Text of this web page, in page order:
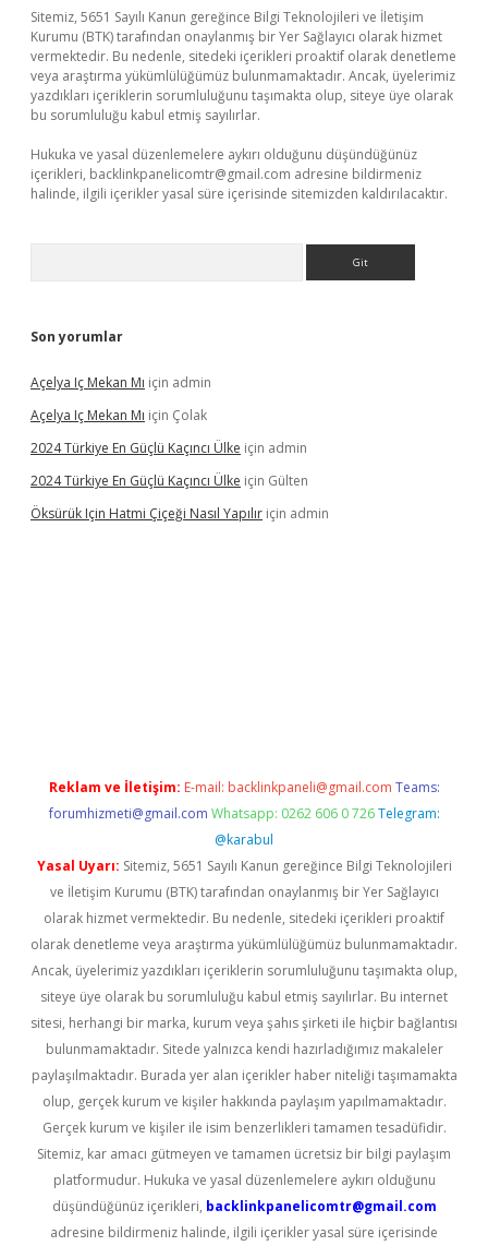
Sitemiz, 5651 Sayılı Kanun gereğince Bilgi Teknolojileri ve İletişim
Kurumu (BTK) tarafından onaylanmış bir Yer Sağlayıcı olarak hizmet
vermektedir. Bu nedenle, sitedeki içerikleri proaktif olarak denetleme
veya araştırma yükümlülüğümüz bulunmamaktadır. Ancak, üyelerimiz
yazdıkları içeriklerin sorumluluğunu taşımakta olup, siteye üye olarak
bu sorumluluğu kabul etmiş sayılırlar.
Hukuka ve yasal düzenlemelere aykırı olduğunu düşündüğünüz
içerikleri, backlinkpanelicomtr@gmail.com adresine bildirmeniz
halinde, ilgili içerikler yasal süre içerisinde sitemizden kaldırılacaktır.
Son yorumlar
Açelya Iç Mekan Mı için admin
Açelya Iç Mekan Mı için Çolak
2024 Türkiye En Güçlü Kaçıncı Ülke için admin
2024 Türkiye En Güçlü Kaçıncı Ülke için Gülten
Öksürük Için Hatmi Çiçeği Nasıl Yapılır için admin
Reklam ve İletişim: E-mail: backlinkpaneli@gmail.com Teams:
forumhizmeti@gmail.com Whatsapp: 0262 606 0 726 Telegram:
@karabul
Yasal Uyarı: Sitemiz, 5651 Sayılı Kanun gereğince Bilgi Teknolojileri
ve İletişim Kurumu (BTK) tarafından onaylanmış bir Yer Sağlayıcı
olarak hizmet vermektedir. Bu nedenle, sitedeki içerikleri proaktif
olarak denetleme veya araştırma yükümlülüğümüz bulunmamaktadır.
Ancak, üyelerimiz yazdıkları içeriklerin sorumluluğunu taşımakta olup,
siteye üye olarak bu sorumluluğu kabul etmiş sayılırlar. Bu internet
sitesi, herhangi bir marka, kurum veya şahıs şirketi ile hiçbir bağlantısı
bulunmamaktadır. Sitede yalnızca kendi hazırladığımız makaleler
paylaşılmaktadır. Burada yer alan içerikler haber niteliği taşımamakta
olup, gerçek kurum ve kişiler hakkında paylaşım yapılmamaktadır.
Gerçek kurum ve kişiler ile isim benzerlikleri tamamen tesadüfidir.
Sitemiz, kar amacı gütmeyen ve tamamen ücretsiz bir bilgi paylaşım
platformudur. Hukuka ve yasal düzenlemelere aykırı olduğunu
düşündüğünüz içerikleri, backlinkpanelicomtr@gmail.com
adresine bildirmeniz halinde, ilgili içerikler yasal süre içerisinde